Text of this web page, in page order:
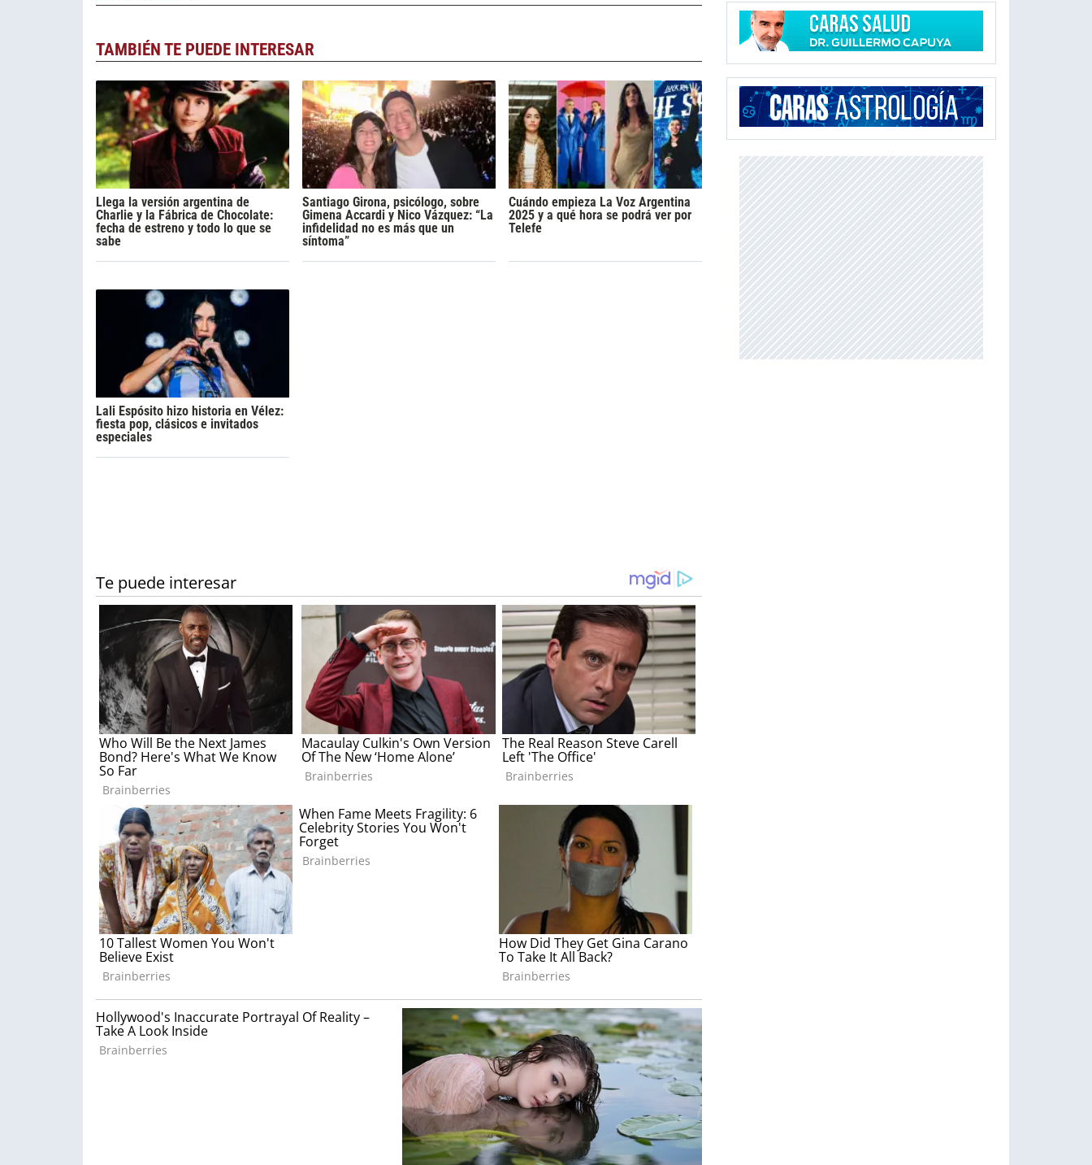
TAMBIÉN TE PUEDE INTERESAR
Llega la versión argentina de
Charlie y la Fábrica de Chocolate:
fecha de estreno y todo lo que se
sabe
Santiago Girona, psicólogo, sobre
Gimena Accardi y Nico Vázquez: “La
infidelidad no es más que un
síntoma”
Cuándo empieza La Voz Argentina
2025 y a qué hora se podrá ver por
Telefe
Lali Espósito hizo historia en Vélez:
fiesta pop, clásicos e invitados
especiales